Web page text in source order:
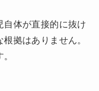
自体が直接的に抜け
拠はありません。